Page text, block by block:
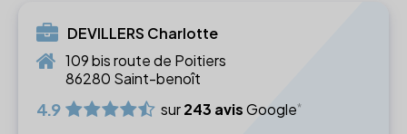
DEVILLERS Charlotte
109 bis route de Poitiers
86280 Saint-benoît
4.9 sur243 avisGoogle